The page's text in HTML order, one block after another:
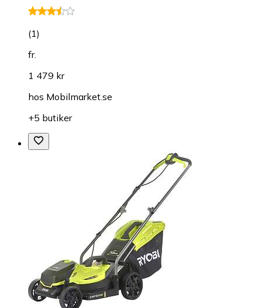
(1)
fr.
1 479 kr
hos Mobilmarket.se
+5 butiker